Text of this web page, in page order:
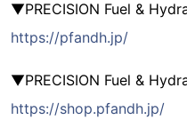
▼PRECISION Fuel &
https://pfandh.jp/
▼PRECISION Fuel &
https://shop.pfandh.jp/